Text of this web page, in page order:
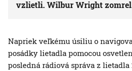
vzlietli. Wilbur Wright zomrel
Napriek veľkému úsiliu o
posádky lietadla pomocou
posledná rádiová správa z lietadla